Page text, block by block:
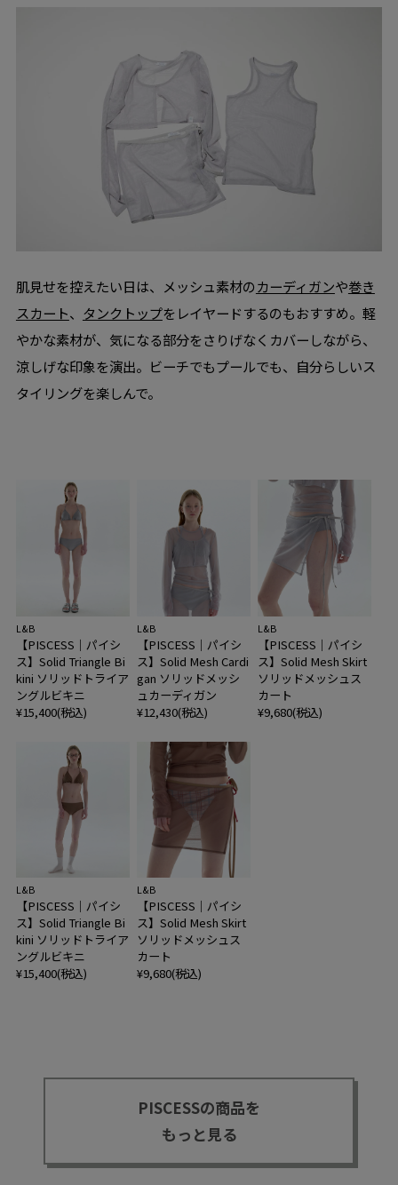
肌見せを控えたい日は、メッシュ素材のカーディガンや巻き
スカート、 タンクトップをレイヤードするのもおすすめ。軽
やかな素材が、気になる部分をさりげなくカバーしながら、
涼しげな印象を演出。ビーチでもプールでも、自分らしいス
タイリングを楽しんで。
L&B
【PISCESS｜パイシ
ス】Solid Triangle Bi
kini ソリッドトライア
ングルビキニ
¥15,400(税込)
L&B
【PISCESS｜パイシ
ス】Solid Mesh Cardi
gan ソリッドメッシ
ュカーディガン
¥12,430(税込)
L&B
【PISCESS｜パイシ
ス】Solid Mesh Skirt
ソリッドメッシュス
カート
¥9,680(税込)
L&B
【PISCESS｜パイシ
ス】Solid Triangle Bi
kini ソリッドトライア
ングルビキニ
¥15,400(税込)
L&B
【PISCESS｜パイシ
ス】Solid Mesh Skirt
ソリッドメッシュス
カート
¥9,680(税込)
PISCESSの商品を
もっと見る